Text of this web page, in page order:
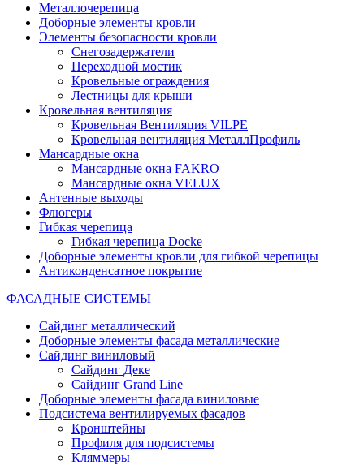
Металлочерепица
Доборные элементы кровли
Элементы безопасности кровли
Снегозадержатели
Переходной мостик
Кровельные ограждения
Лестницы для крыши
Кровельная вентиляция
Кровельная Вентиляция VILPE
Кровельная вентиляция МеталлПрофиль
Мансардные окна
Мансардные окна FAKRO
Мансардные окна VELUX
Антенные выходы
Флюгеры
Гибкая черепица
Гибкая черепица Docke
Доборные элементы кровли для гибкой черепицы
Антиконденсатное покрытие
ФАСАДНЫЕ СИСТЕМЫ
Сайдинг металлический
Доборные элементы фасада металлические
Сайдинг виниловый
Сайдинг Деке
Сайдинг Grand Line
Доборные элементы фасада виниловые
Подсистема вентилируемых фасадов
Кронштейны
Профиля для подсистемы
Кляммеры